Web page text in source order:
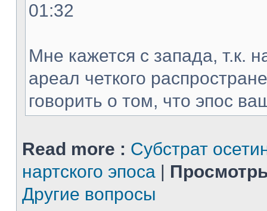
01:32
Мне кажется с запада, т.к.
ареал четкого
говорить о том, что эпос
Read more : Субстрат
нартского эпоса |
Другие вопросы